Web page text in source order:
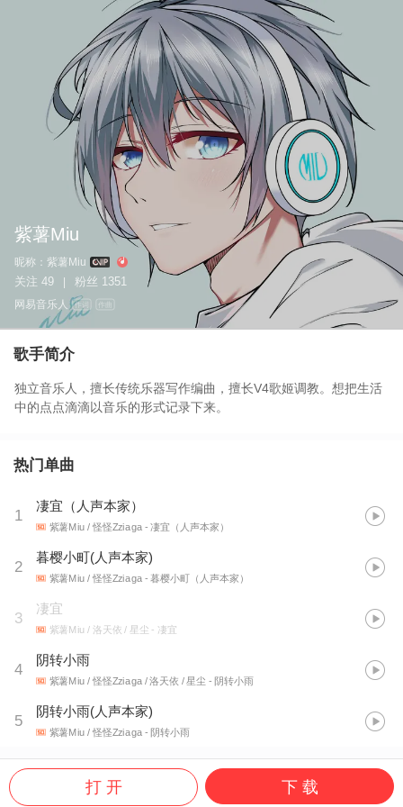
紫薯Miu
昵称： 紫薯Miu
关注 49 粉丝 1351
网易音乐人 作词 作曲
歌手简介
独立音乐人，擅长传统乐器写作编曲，擅长V4歌姬调教。想把生活
中的点点滴滴以音乐的形式记录下来。
热门单曲
1
凄宜（人声本家）
紫薯Miu / 怪怪Zziaga - 凄宜（人声本家）
2
暮樱小町(人声本家)
紫薯Miu / 怪怪Zziaga - 暮樱小町（人声本家）
3
凄宜
紫薯Miu / 洛天依 / 星尘 - 凄宜
4
阴转小雨
紫薯Miu / 怪怪Zziaga / 洛天依 / 星尘 - 阴转小雨
5
阴转小雨(人声本家)
紫薯Miu / 怪怪Zziaga - 阴转小雨
打 开 下 载